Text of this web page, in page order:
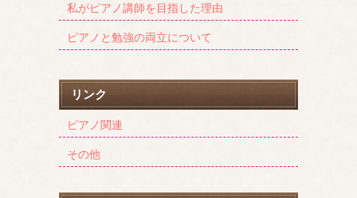
私がピアノ講師を目指した理由
ピアノと勉強の両立について
リンク
ピアノ関連
その他